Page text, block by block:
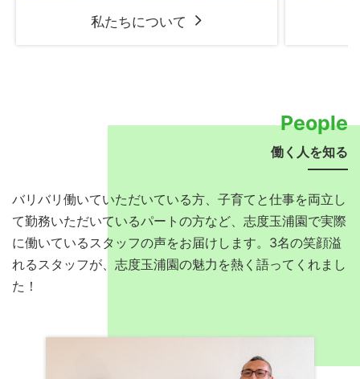
私たちについて
People
働く人を知る
バリバリ働いていただいている方、子育てと仕事を両立し
て勤務いただいているパートの方など、志度玉浦園で実際
に働いているスタッフの声をお届けします。3名の笑顔溢
れるスタッフが、志度玉浦園の魅力を熱く語ってくれまし
た！